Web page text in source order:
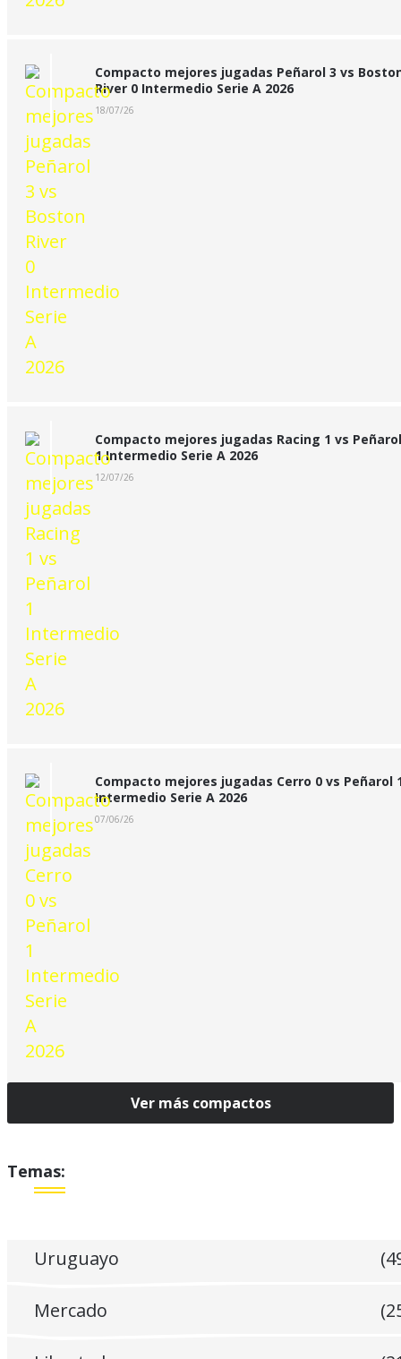
Compacto mejores jugadas Peñarol 3 vs
River 0 Intermedio Serie A 2026
18/07/26
Compacto mejores jugadas Racing 1 vs Peñarol
1 Intermedio Serie A 2026
12/07/26
Compacto mejores jugadas Cerro 0 vs Peñarol
Intermedio Serie A 2026
07/06/26
Ver más compactos
Temas:
Uruguayo
Mercado